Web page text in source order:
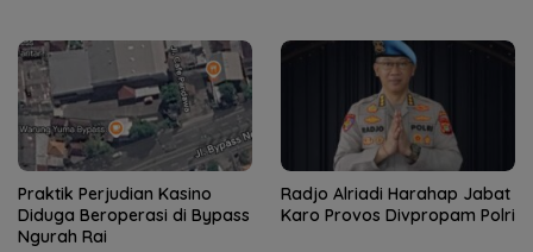
Praktik Perjudian Kasino
Diduga Beroperasi di Bypass
Ngurah Rai
Radjo Alriadi Harahap Jabat
Karo Provos Divpropam Polri